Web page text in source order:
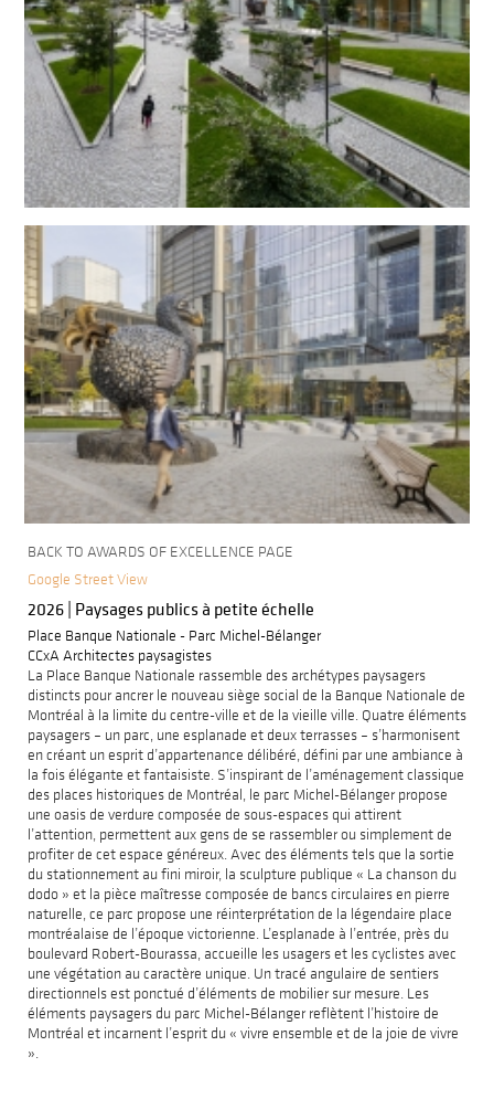
BACK TO AWARDS OF EXCELLENCE PAGE
Google Street View
2026 | Paysages publics à petite échelle
Place Banque Nationale - Parc Michel-Bélanger
CCxA Architectes paysagistes
La Place Banque Nationale rassemble des archétypes paysagers
distincts pour ancrer le nouveau siège social de la Banque Nationale de
Montréal à la limite du centre-ville et de la vieille ville. Quatre éléments
paysagers – un parc, une esplanade et deux terrasses – s’harmonisent
en créant un esprit d’appartenance délibéré, défini par une ambiance à
la fois élégante et fantaisiste. S’inspirant de l’aménagement classique
des places historiques de Montréal, le parc Michel-Bélanger propose
une oasis de verdure composée de sous-espaces qui attirent
l’attention, permettent aux gens de se rassembler ou simplement de
profiter de cet espace généreux. Avec des éléments tels que la sortie
du stationnement au fini miroir, la sculpture publique « La chanson du
dodo » et la pièce maîtresse composée de bancs circulaires en pierre
naturelle, ce parc propose une réinterprétation de la légendaire place
montréalaise de l’époque victorienne. L’esplanade à l’entrée, près du
boulevard Robert-Bourassa, accueille les usagers et les cyclistes avec
une végétation au caractère unique. Un tracé angulaire de sentiers
directionnels est ponctué d’éléments de mobilier sur mesure. Les
éléments paysagers du parc Michel-Bélanger reflètent l’histoire de
Montréal et incarnent l’esprit du « vivre ensemble et de la joie de vivre
».